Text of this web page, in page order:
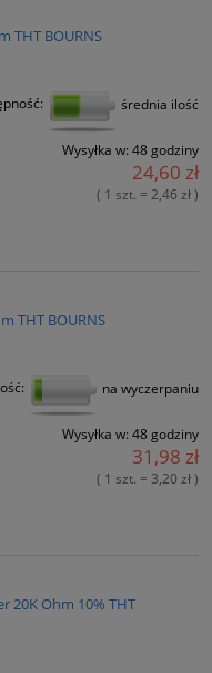
THT BOURNS
średnia ilość
Wysyłka w: 48 godziny
24,60 zł
( 1 szt. = 2,46 zł )
THT BOURNS
na wyczerpaniu
Wysyłka w: 48 godziny
31,98 zł
( 1 szt. = 3,20 zł )
20K Ohm 10% THT